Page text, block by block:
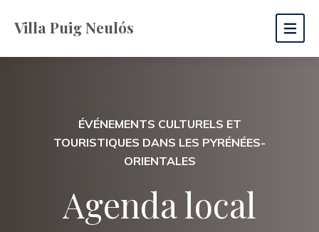
Villa Puig Neulós
ÉVÉNEMENTS CULTURELS ET
TOURISTIQUES DANS LES PYRÉNÉES-
ORIENTALES
Agenda local